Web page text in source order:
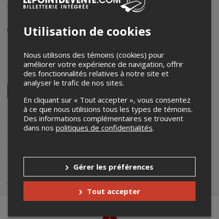
VOÏVOD - Hypercube Session
Événement virtuel
16h00 – 17h30 / Entrée: 15h30 (EDT)
Partagez cet événement
Facebook
Twitter
LinkedinPinterest
Envoyer
par
courriel
Lepointdevente.com agit à titre de mandataire pourStudio Radicart
dans le cadre de l’affichage en ligne et la vente de billets pour ses
événements.
Achat de billets
Utilisation de cookies
Nous utilisons des témoins (cookies) pour
améliorer votre expérience de navigation, offrir
des fonctionnalités relatives à notre site et
analyser le trafic de nos sites.
En cliquant sur « Tout accepter », vous consentez
à ce que nous utilisions tous les types de témoins.
Des informations complémentaires se trouvent
dans nos politiques de confidentialités.
Gérer les préférences
Tout accepter